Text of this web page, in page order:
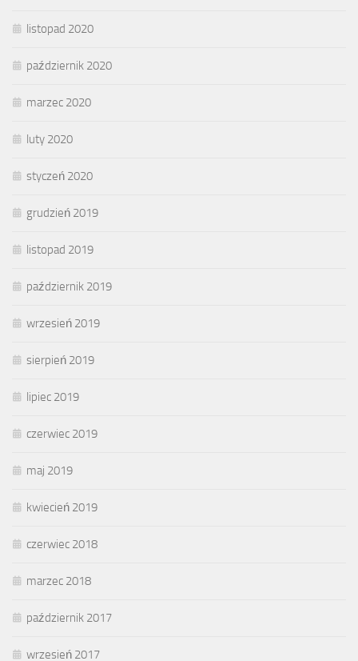
listopad 2020
październik 2020
marzec 2020
luty 2020
styczeń 2020
grudzień 2019
listopad 2019
październik 2019
wrzesień 2019
sierpień 2019
lipiec 2019
czerwiec 2019
maj 2019
kwiecień 2019
czerwiec 2018
marzec 2018
październik 2017
wrzesień 2017